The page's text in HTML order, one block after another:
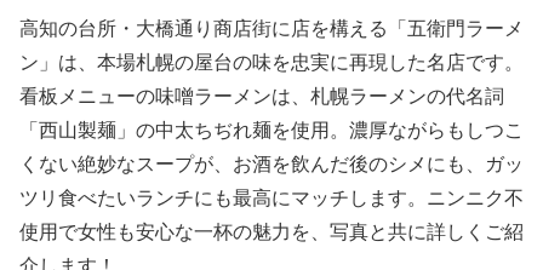
高知の台所・大橋通り商店街に店を構える「五衛門ラーメ
ン」は、本場札幌の屋台の味を忠実に再現した名店です。
看板メニューの味噌ラーメンは、札幌ラーメンの代名詞
「西山製麺」の中太ちぢれ麺を使用。濃厚ながらもしつこ
くない絶妙なスープが、お酒を飲んだ後のシメにも、ガッ
ツリ食べたいランチにも最高にマッチします。ニンニク不
使用で女性も安心な一杯の魅力を、写真と共に詳しくご紹